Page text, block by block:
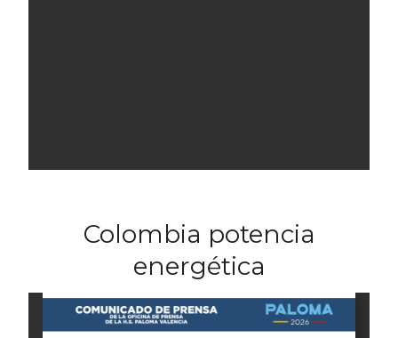
Colombia potencia
energética